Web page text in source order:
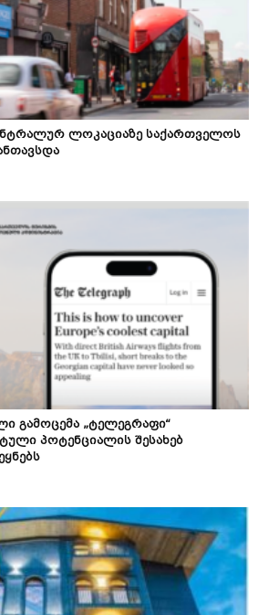
ლოკაციაზე საქართველოს
გამოცემა „ტელეგრაფი“
პოტენციალის შესახებ